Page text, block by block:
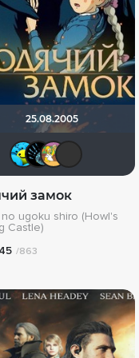
25.08.2005
замок
no ugoku shiro (Howl's
Castle)
45 /863